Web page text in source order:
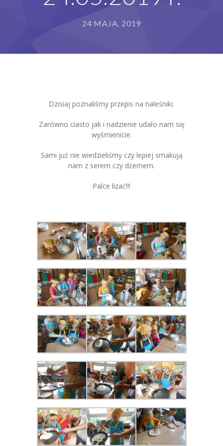
Kontakt
24 MAJA, 2019
Dzisiaj poznaliśmy przepis na naleśniki.
Zarówno ciasto jak i nadzienie udało nam się
wyśmienicie.
Sami już nie wiedzieliśmy czy lepiej smakują
nam z serem czy dżemem.
Palce lizać!!!